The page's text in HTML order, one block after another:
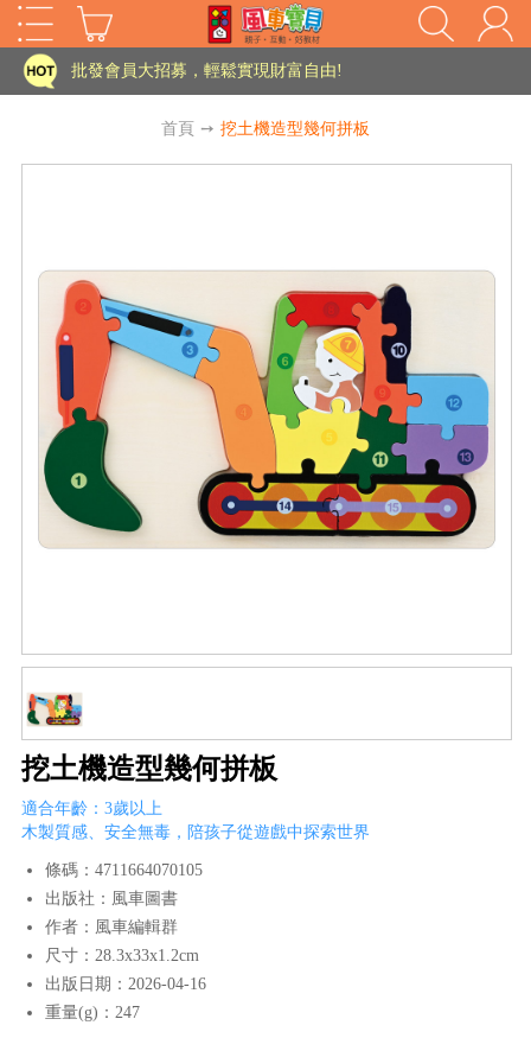
HOT
家長樂了!「風車書版集團暨FOOD超人企業總部」目前正興建中!
批發會員大招募，輕鬆實現財富自由!
老師您好!!幼教會員火熱招募中~
批發會員大招募，輕鬆實現財富自由!
老師您好!!幼教會員火熱招募中~
海外購物免煩惱！點我查看『海外購物流程說明』
首頁 ➙ 挖土機造型幾何拼板
挖土機造型幾何拼板
適合年齡：3歲以上
木製質感、安全無毒，陪孩子從遊戲中探索世界
條碼：4711664070105
出版社：風車圖書
作者：風車編輯群
尺寸：28.3x33x1.2cm
出版日期：2026-04-16
重量(g)：247